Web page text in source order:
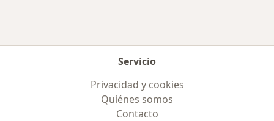
Servicio
Privacidad y cookies
Quiénes somos
Contacto